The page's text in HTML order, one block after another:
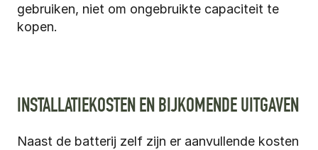
gebruiken, niet om ongebruikte capaciteit te
kopen.
INSTALLATIEKOSTEN EN BIJKOMENDE UITGAVEN
Naast de batterij zelf zijn er aanvullende kosten